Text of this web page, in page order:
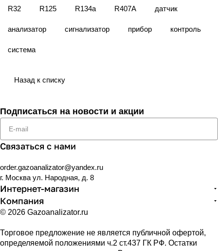
R32 R125 R134a R407A датчик
анализатор сигнализатор прибор контроль
система
Назад к списку
Подписаться на новости и акции
Связаться с нами
order.gazoanalizator@yandex.ru
г. Москва ул. Народная, д. 8
Интернет-магазин
Компания
© 2026 Gazoanalizator.ru
Торговое предложение не является публичной офертой,
определяемой положениями ч.2 ст.437 ГК РФ. Остатки